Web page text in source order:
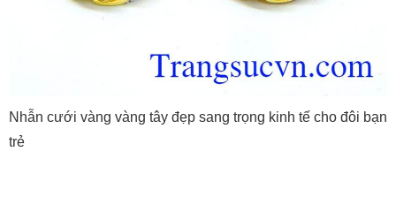
Nhẫn cưới vàng vàng tây đẹp sang trọng kinh tế cho đôi bạn
trẻ